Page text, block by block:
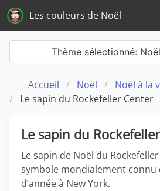
Les couleurs de Noël
Accueil Noël
Noël à la
Le sapin du Rockefeller Center
Thème sélectionné:
Le sapin du
Le sapin de Noël du
symbole mondialement connu
d’année à New York.